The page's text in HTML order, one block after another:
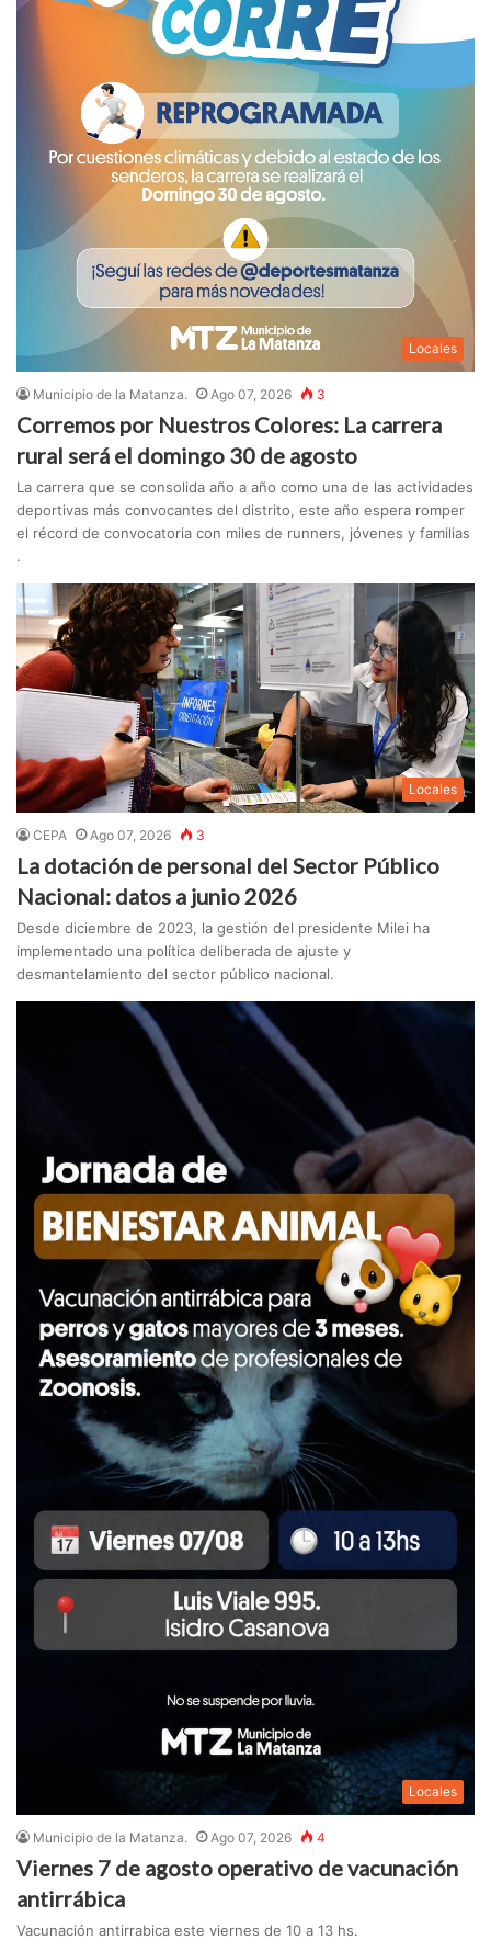
Locales
Municipio de la Matanza. Ago 07, 2026 3
Corremos por Nuestros Colores: La carrera
rural será el domingo 30 de agosto
La carrera que se consolida año a año como una de las actividades
deportivas más convocantes del distrito, este año espera romper
el récord de convocatoria con miles de runners, jóvenes y familias
.
Locales
CEPA Ago 07, 2026 3
La dotación de personal del Sector Público
Nacional: datos a junio 2026
Desde diciembre de 2023, la gestión del presidente Milei ha
implementado una política deliberada de ajuste y
desmantelamiento del sector público nacional.
Locales
Municipio de la Matanza. Ago 07, 2026 4
Viernes 7 de agosto operativo de vacunación
antirrábica
Vacunación antirrabica este viernes de 10 a 13 hs.